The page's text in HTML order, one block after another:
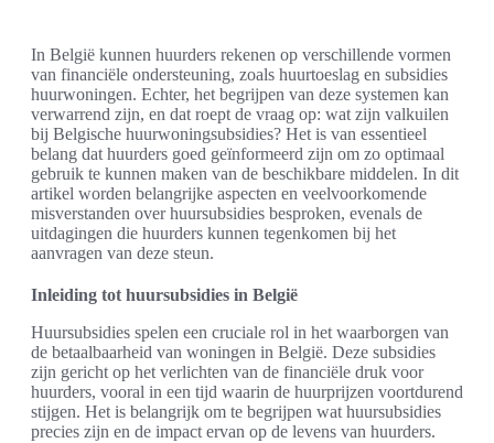
In België kunnen huurders rekenen op verschillende vormen
van financiële ondersteuning, zoals huurtoeslag en subsidies
huurwoningen. Echter, het begrijpen van deze systemen kan
verwarrend zijn, en dat roept de vraag op: wat zijn valkuilen
bij Belgische huurwoningsubsidies? Het is van essentieel
belang dat huurders goed geïnformeerd zijn om zo optimaal
gebruik te kunnen maken van de beschikbare middelen. In dit
artikel worden belangrijke aspecten en veelvoorkomende
misverstanden over huursubsidies besproken, evenals de
uitdagingen die huurders kunnen tegenkomen bij het
aanvragen van deze steun.
Inleiding tot huursubsidies in België
Huursubsidies spelen een cruciale rol in het waarborgen van
de betaalbaarheid van woningen in België. Deze subsidies
zijn gericht op het verlichten van de financiële druk voor
huurders, vooral in een tijd waarin de huurprijzen voortdurend
stijgen. Het is belangrijk om te begrijpen wat huursubsidies
precies zijn en de impact ervan op de levens van huurders.